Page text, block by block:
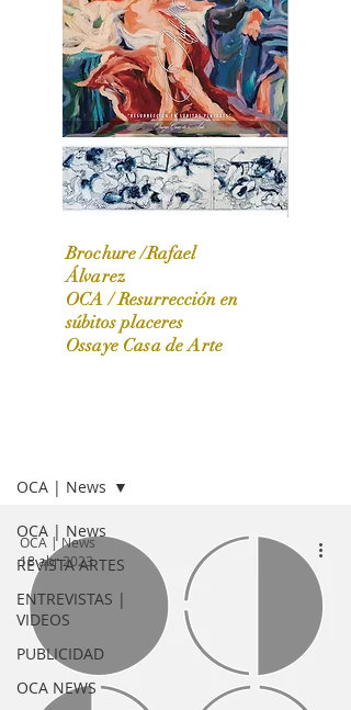
OCA|News 31 / Marzo-Abril / 2024
Brochure /Rafael
Álvarez
OCA /Resurrección en
súbitos placeres
Ossaye Casa de Arte
OCA | News
REVISTA ARTES
ENTREVISTAS |
VIDEOS
PUBLICIDAD
OCA NEWS
OCA | News
OCA | News
18 abr 2023